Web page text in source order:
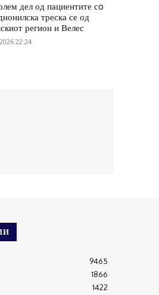
дел од пациентите сo
треска се од
регион и Велес
22:24
9465
1866
1422